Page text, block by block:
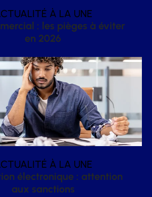
À LA UNE
: les pièges à éviter
en 2026
À LA UNE
électronique : attention
aux sanctions